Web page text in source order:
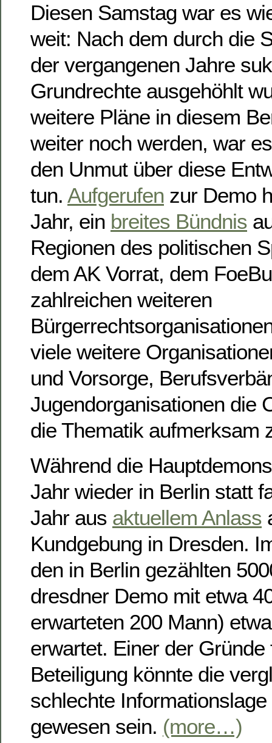
Diesen Samstag war es
weit: Nach dem durch die
der vergangenen Jahre
Grundrechte ausgehöhlt
weitere Pläne in diesem
weiter noch werden, war
den Unmut über diese
tun. Aufgerufen zur Demo
Jahr, ein breites Bündnis
Regionen des politischen
dem AK Vorrat, dem
zahlreichen weiteren
viele weitere
und Vorsorge,
Jugendorganisationen die
die Thematik aufmerksam
Während die
Jahr wieder in Berlin statt
Jahr aus aktuellem Anlass
Kundgebung in Dresden.
den in Berlin gezählten
dresdner Demo mit etwa
erwarteten 200 Mann)
erwartet. Einer der
Beteiligung könnte die
schlechte
gewesen sein. (more…)